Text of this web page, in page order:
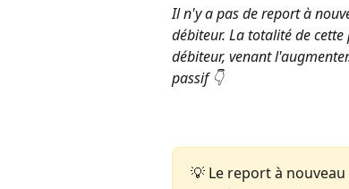
Il n'y a pas de report à
débiteur. La totalité de
débiteur, venant
passif 👇
💡 Le report à